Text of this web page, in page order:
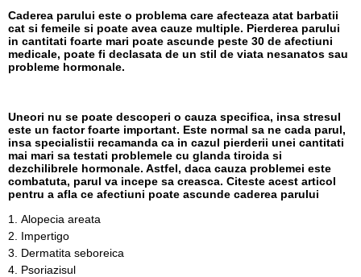
Caderea parului este o problema care afecteaza atat barbatii
cat si femeile si poate avea cauze multiple. Pierderea parului
in cantitati foarte mari poate ascunde peste 30 de afectiuni
medicale, poate fi declasata de un stil de viata nesanatos sau
probleme hormonale.
Uneori nu se poate descoperi o cauza specifica, insa stresul
este un factor foarte important. Este normal sa ne cada parul,
insa specialistii recamanda ca in cazul pierderii unei cantitati
mai mari sa testati problemele cu glanda tiroida si
dezchilibrele hormonale. Astfel, daca cauza problemei este
combatuta, parul va incepe sa creasca. Citeste acest articol
pentru a afla ce afectiuni poate ascunde caderea parului
Alopecia areata
Impertigo
Dermatita seboreica
Psoriazisul